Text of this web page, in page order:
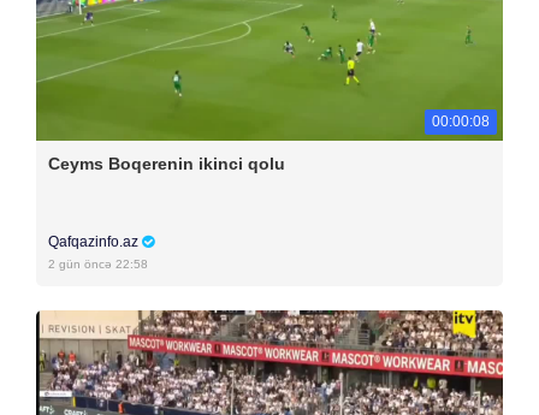
00:00:08
Ceyms Boqerenin ikinci qolu
Qafqazinfo.az
2 gün öncə 22:58